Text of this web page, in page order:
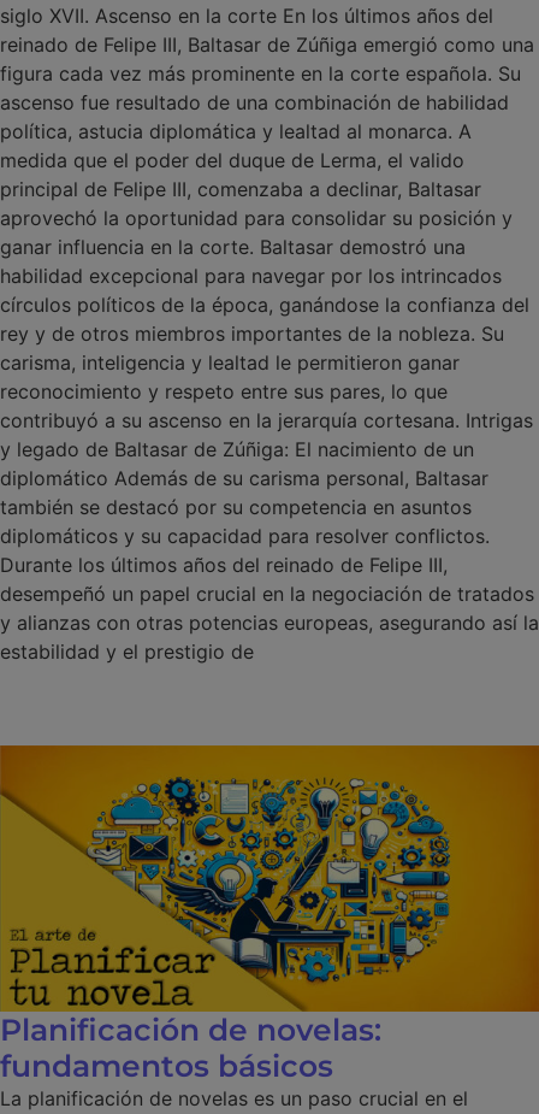
siglo XVII. Ascenso en la corte En los últimos años del
reinado de Felipe III, Baltasar de Zúñiga emergió como una
figura cada vez más prominente en la corte española. Su
ascenso fue resultado de una combinación de habilidad
política, astucia diplomática y lealtad al monarca. A
medida que el poder del duque de Lerma, el valido
principal de Felipe III, comenzaba a declinar, Baltasar
aprovechó la oportunidad para consolidar su posición y
ganar influencia en la corte. Baltasar demostró una
habilidad excepcional para navegar por los intrincados
círculos políticos de la época, ganándose la confianza del
rey y de otros miembros importantes de la nobleza. Su
carisma, inteligencia y lealtad le permitieron ganar
reconocimiento y respeto entre sus pares, lo que
contribuyó a su ascenso en la jerarquía cortesana. Intrigas
y legado de Baltasar de Zúñiga: El nacimiento de un
diplomático Además de su carisma personal, Baltasar
también se destacó por su competencia en asuntos
diplomáticos y su capacidad para resolver conflictos.
Durante los últimos años del reinado de Felipe III,
desempeñó un papel crucial en la negociación de tratados
y alianzas con otras potencias europeas, asegurando así la
estabilidad y el prestigio de
Planificación de novelas:
fundamentos básicos
La planificación de novelas es un paso crucial en el